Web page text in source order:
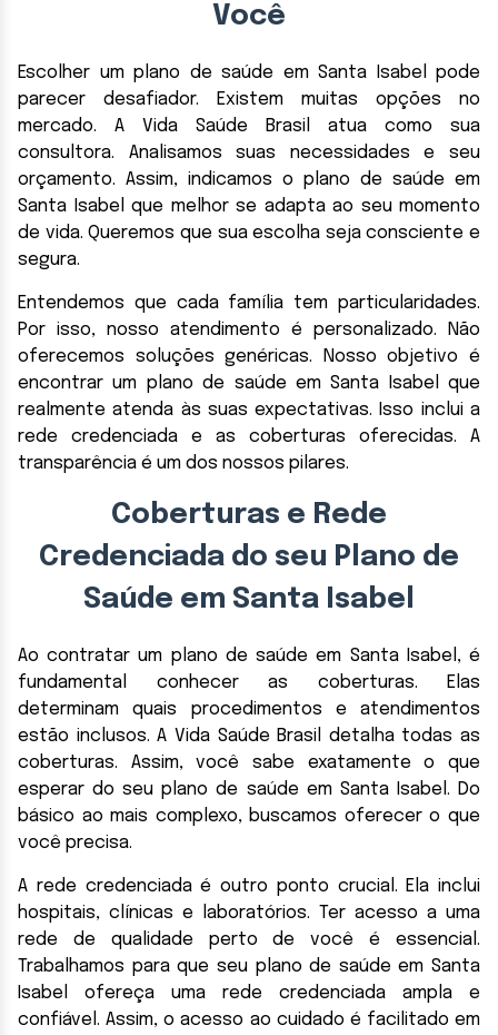
Você
Escolher um plano de saúde em Santa Isabel pode
parecer desafiador. Existem muitas opções no
mercado. A Vida Saúde Brasil atua como sua
consultora. Analisamos suas necessidades e seu
orçamento. Assim, indicamos o plano de saúde em
Santa Isabel que melhor se adapta ao seu momento
de vida. Queremos que sua escolha seja consciente e
segura.
Entendemos que cada família tem particularidades.
Por isso, nosso atendimento é personalizado. Não
oferecemos soluções genéricas. Nosso objetivo é
encontrar um plano de saúde em Santa Isabel que
realmente atenda às suas expectativas. Isso inclui a
rede credenciada e as coberturas oferecidas. A
transparência é um dos nossos pilares.
Coberturas e Rede
Credenciada do seu Plano de
Saúde em Santa Isabel
Ao contratar um plano de saúde em Santa Isabel, é
fundamental conhecer as coberturas. Elas
determinam quais procedimentos e atendimentos
estão inclusos. A Vida Saúde Brasil detalha todas as
coberturas. Assim, você sabe exatamente o que
esperar do seu plano de saúde em Santa Isabel. Do
básico ao mais complexo, buscamos oferecer o que
você precisa.
A rede credenciada é outro ponto crucial. Ela inclui
hospitais, clínicas e laboratórios. Ter acesso a uma
rede de qualidade perto de você é essencial.
Trabalhamos para que seu plano de saúde em Santa
Isabel ofereça uma rede credenciada ampla e
confiável. Assim, o acesso ao cuidado é facilitado em